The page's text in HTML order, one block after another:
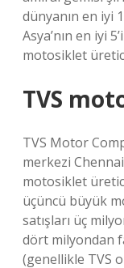
dünyanın en iyi
Asya’nın en iyi
motosiklet
TVS
TVS Motor
merkezi
motosiklet
üçüncü büyük
satışları üç
dört milyondan
(genellikle TVS